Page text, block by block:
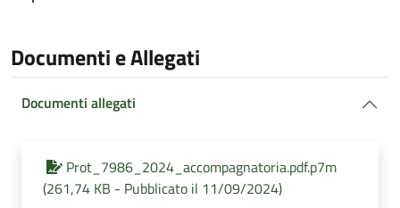
Documenti e Allegati
Documenti allegati
Prot_7986_2024_accompagnatoria.pdf.p7m
(261,74 KB - Pubblicato il 11/09/2024)